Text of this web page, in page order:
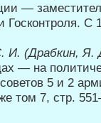
—
Госконтроля.
И. (Драбкин,
— на
5 и 2
том 7, стр.